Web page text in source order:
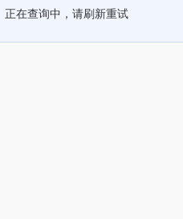
正在查询中，请刷新重试